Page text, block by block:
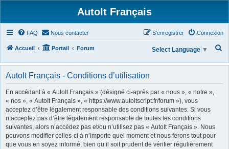
AutoIt Français
FAQ Nous contacter Connexion
S’enregistrer
Accueil Portail Forum
h
Select Language ▼
AutoIt Français - Conditions d’utilisation
En accédant à « AutoIt Français » (désigné ci-après par « nous », « notre »,
« nos », « AutoIt Français », « https://www.autoitscript.fr/forum »), vous
acceptez d’être légalement responsable des conditions suivantes. Si vous
n’acceptez pas d’être légalement responsable de toutes les conditions
suivantes, alors n’accédez pas et/ou n’utilisez pas « AutoIt Français ». Nous
pouvons modifier celles-ci à n’importe quel moment et nous ferons tout pour
que vous en soyez informé, bien qu’il soit prudent de vérifier régulièrement